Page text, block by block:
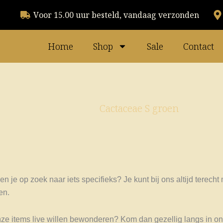
Voor 15.00 uur besteld, vandaag verzonden
Home Shop Sale Contact
Cactaceae S groen
je op zoek naar iets specifieks? Je kunt bij ons altijd
items live willen bewonderen? Kom dan gezellig langs in